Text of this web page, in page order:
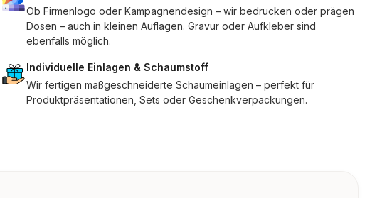
Ob Firmenlogo oder Kampagnendesign – wir bedrucken oder prägen
Dosen – auch in kleinen Auflagen. Gravur oder Aufkleber sind
ebenfalls möglich.
Individuelle Einlagen & Schaumstoff
Wir fertigen maßgeschneiderte Schaumeinlagen – perfekt für
Produktpräsentationen, Sets oder Geschenkverpackungen.